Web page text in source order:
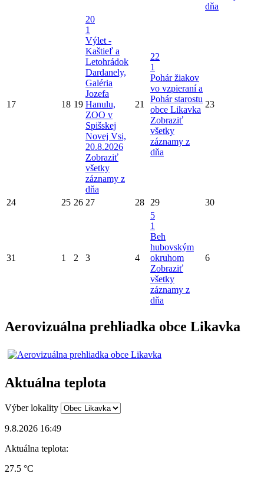
dňa
17 18 19
20
1
Výlet -
Kaštieľ a
Letohrádok
Dardanely,
Galéria
Jozefa
Hanulu,
ZOO v
Spišskej
Novej Vsi,
20.8.2026
Zobraziť
všetky
záznamy z
dňa
21
22
1
Pohár žiakov
vo vzpieraní a
Pohár starostu
obce Likavka
Zobraziť
všetky
záznamy z
dňa
23
24 25 26 27 28 29 30
31 1 2 3 4
5
1
Beh
hubovským
okruhom
Zobraziť
všetky
záznamy z
dňa
6
Aerovizuálna prehliadka obce Likavka
Aktuálna teplota
Výber lokality
9.8.2026 16:49
Aktuálna teplota:
27.5 °C